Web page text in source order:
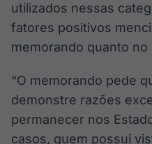
utilizados nessas
fatores positivos
memorando quanto no
“O memorando pede
demonstre razões
permanecer nos
casos, quem possui